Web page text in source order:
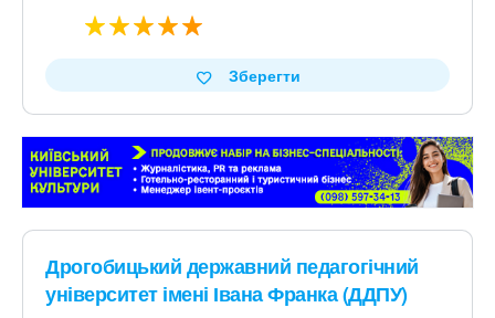
Зберегти
Дрогобицький державний педагогічний
університет імені Івана Франка (ДДПУ)